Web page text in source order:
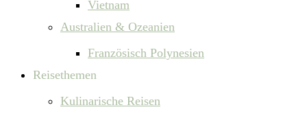
Vietnam
Australien & Ozeanien
Französisch Polynesien
Reisethemen
Kulinarische Reisen